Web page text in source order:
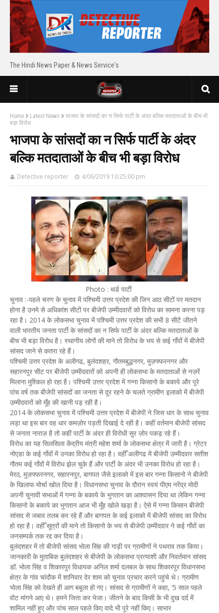
The Hindi News Paper & News Service's
Home Latest News
भाजपा के सांसदों का न सिर्फ पार्टी के अंदर बल्कि मतदाताओं के बीच भी
बड़ा विरोध
भाजपा के सांसदों का न सिर्फ पार्टी के अंदर
बल्कि मतदाताओं के बीच भी बड़ा विरोध
Detective reporter 4/06/2019 10:25:00 pm
Photo : थर्ड पार्टी
चुनाव :-पहले चरण के चुनाव में पश्चिमी उत्तर प्रदेश की जिन आठ सीटों पर मतदान
होना है उनमे से अधिकांश सीटों पर बीजेपी उम्मीदवारों को विरोध का सामना करना पड़
रहा है। 2014 के लोकसभा चुनाव में पश्चिमी उत्तर प्रदेश की सभी 8 सीटें जीतने
वाली भारतीय जनता पार्टी के सांसदों का न सिर्फ पार्टी के अंदर बल्कि मतदाताओं के
बीच भी बड़ा विरोध है। स्थानीय लोगों की माने तो विरोध के भय से कई गाँवों में बीजेपी
सांसद जाने से कतरा रहे हैं।
पश्चिमी उत्तर प्रदेश के अलीगढ, बुलंदशहर, गौतमबुद्धनगर, मुज़फ्फरनगर और
सहारनपुर सीट पर बीजेपी उम्मीदवारों को अपनी ही लोकसभा के मतदाताओं से नज़रें
मिलाना मुश्किल हो रहा है। पश्चिमी उत्तर प्रदेश में गन्ना किसानो के बकाये और पूरे
पांच वर्ष तक बीजेपी सांसदों का जनता से दूर रहने के चलते ग्रामीण इलाको में बीजेपी
उम्मीदवारों को मूँह की खानी पड़ रही है।
2014 के लोकसभा चुनाव में पश्चिमी उत्तर प्रदेश में बीजेपी ने जिस धार के साथ चुनाव
लड़ा था इस बार वह धार कमज़ोर पड़ती दिखाई दे रही है। कहीं वर्तमान बीजेपी सांसद
से जनता नाराज़ है तो कहीं पार्टी के अंदर ही विरोधी सुर ज़ोर पकड़ रहे हैं।
विरोध का यह सिलसिला केंद्रीय मंत्री महेश शर्मा के लोकसभा क्षेत्र में जारी है। ग्रेटर
नोएडा के कई गाँवों में उनका विरोध हो रहा है। वहीँ अलीगढ में बीजेपी उम्मीदवार सतीश
गौतम कई गाँवों में विरोध झेल चुके हैं और पार्टी के अंदर भी उनका विरोध हो रहा है।
मेरठ, मुज़फ्फरनगर, सहारनपुर, बागपत जैसे इलाको में इस बार गन्ना किसानो ने बीजेपी
के खिलाफ मोर्चा खोल दिया है। विधानसभा चुनाव के दौरान स्वयं पीएम नरेंद्र मोदी
अपनी चुनावी सभाओं में गन्ना के बकाये के भुगतान का आश्वासन दिया था लेकिन गन्ना
किसानो के बकाये का भुगतान आज भी मूँह खोले खड़ा है। ऐसे में गन्ना किसान बीजेपी
सांसद से जबाव तलब कर रहे हैं और बागपत के कई इलाको में बीजेपी सांसद का विरोध
हो रहा है। वहीँ सूत्रों की माने तो किसानो के भय से बीजेपी उम्मीदवार ने कई गाँवों का
जनसम्पर्क तक रद्द कर दिया है।
बुलंदशहर में तो बीजेपी सांसद भोला सिंह की गाड़ी पर ग्रामीणों ने पथराव तक किया।
जानकारी के मुताबिक बुलंदशहर से बीजेपी के लोकसभा प्रत्याशी और निवर्तमान सांसद
डॉ. भोला सिंह व शिकारपुर विधायक अनिल शर्मा दलबल के साथ शिकारपुर विधानसभा
क्षेत्र के गांव चांदौक में शानिवार देर शाम को चुनाव प्रचार करने पहुंचे थे। ग्रामीण
भोला सिंह को देखते ही आग बबूला हो गए। सांसद से ग्रामीणों ने कहा, ‘5 साल पहले
वोट मांगने आए थे। हमने जिता कर भेजा। जीतने के बाद किसी के भी दुख दर्द में
शामिल नहीं हुए और पांच साल पहले किए वादे भी पूरे नहीं किए। साभार